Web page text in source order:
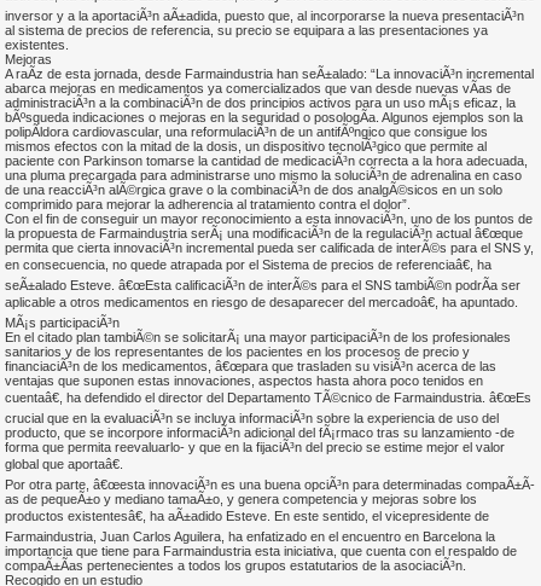
inversor y a la aportaciÃ³n aÃ±adida, puesto que, al incorporarse la nueva presentaciÃ³n
al sistema de precios de referencia, su precio se equipara a las presentaciones ya
existentes.
Mejoras
A raÃ­z de esta jornada, desde Farmaindustria han seÃ±alado: “La innovaciÃ³n incremental
abarca mejoras en medicamentos ya comercializados que van desde nuevas vÃ­as de
administraciÃ³n a la combinaciÃ³n de dos principios activos para un uso mÃ¡s eficaz, la
bÃºsqueda indicaciones o mejoras en la seguridad o posologÃ­a. Algunos ejemplos son la
polipÃ­ldora cardiovascular, una reformulaciÃ³n de un antifÃºngico que consigue los
mismos efectos con la mitad de la dosis, un dispositivo tecnolÃ³gico que permite al
paciente con Parkinson tomarse la cantidad de medicaciÃ³n correcta a la hora adecuada,
una pluma precargada para administrarse uno mismo la soluciÃ³n de adrenalina en caso
de una reacciÃ³n alÃ©rgica grave o la combinaciÃ³n de dos analgÃ©sicos en un solo
comprimido para mejorar la adherencia al tratamiento contra el dolor”.
Con el fin de conseguir un mayor reconocimiento a esta innovaciÃ³n, uno de los puntos de
la propuesta de Farmaindustria serÃ¡ una modificaciÃ³n de la regulaciÃ³n actual â€œque
permita que cierta innovaciÃ³n incremental pueda ser calificada de interÃ©s para el SNS y,
en consecuencia, no quede atrapada por el Sistema de precios de referenciaâ€, ha
seÃ±alado Esteve. â€œEsta calificaciÃ³n de interÃ©s para el SNS tambiÃ©n podrÃ­a ser
aplicable a otros medicamentos en riesgo de desaparecer del mercadoâ€, ha apuntado.
MÃ¡s participaciÃ³n
En el citado plan tambiÃ©n se solicitarÃ¡ una mayor participaciÃ³n de los profesionales
sanitarios y de los representantes de los pacientes en los procesos de precio y
financiaciÃ³n de los medicamentos, â€œpara que trasladen su visiÃ³n acerca de las
ventajas que suponen estas innovaciones, aspectos hasta ahora poco tenidos en
cuentaâ€, ha defendido el director del Departamento TÃ©cnico de Farmaindustria. â€œEs
crucial que en la evaluaciÃ³n se incluya informaciÃ³n sobre la experiencia de uso del
producto, que se incorpore informaciÃ³n adicional del fÃ¡rmaco tras su lanzamiento -de
forma que permita reevaluarlo- y que en la fijaciÃ³n del precio se estime mejor el valor
global que aportaâ€.
Por otra parte, â€œesta innovaciÃ³n es una buena opciÃ³n para determinadas compaÃ±Ã­
as de pequeÃ±o y mediano tamaÃ±o, y genera competencia y mejoras sobre los
productos existentesâ€, ha aÃ±adido Esteve. En este sentido, el vicepresidente de
Farmaindustria, Juan Carlos Aguilera, ha enfatizado en el encuentro en Barcelona la
importancia que tiene para Farmaindustria esta iniciativa, que cuenta con el respaldo de
compaÃ±Ã­as pertenecientes a todos los grupos estatutarios de la asociaciÃ³n.
Recogido en un estudio